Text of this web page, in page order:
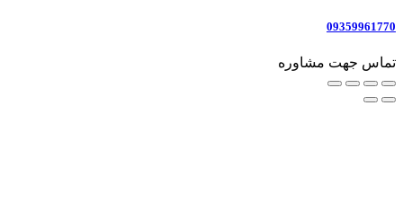
09359961770
تماس جهت مشاوره